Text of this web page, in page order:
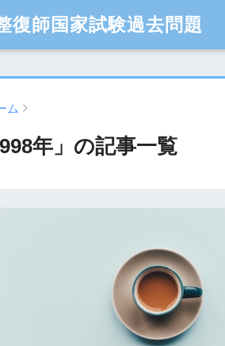
復師国家試験過去問題
ム
年」の記事一覧